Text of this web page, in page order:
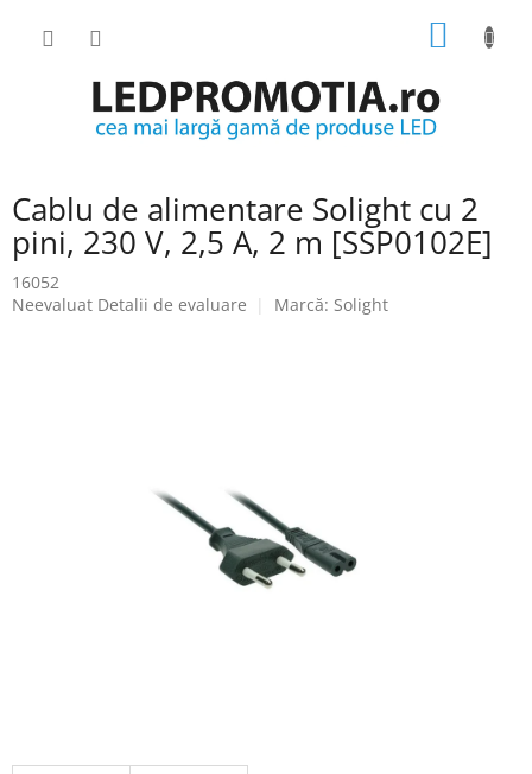
COŞ
Cablu de alimentare Solight cu 2
pini, 230 V, 2,5 A, 2 m [SSP0102E]
16052
Evaluarea
Neevaluat Detalii de evaluare Marcă: Solight